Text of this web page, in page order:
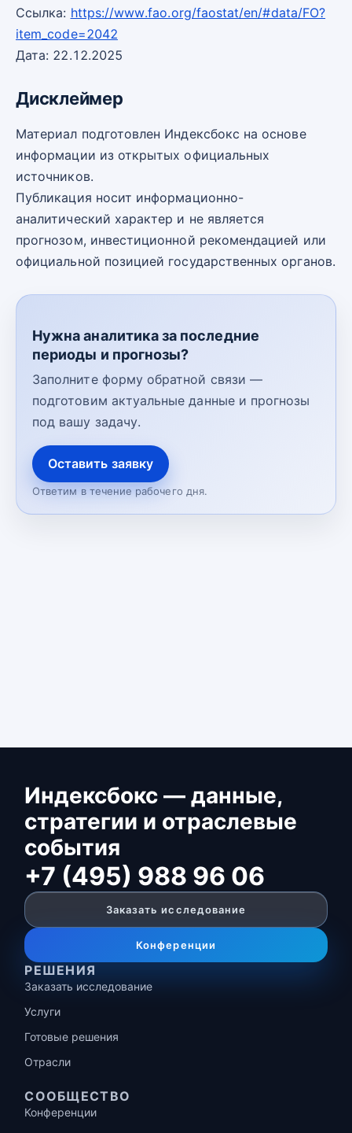
Ссылка: https://www.fao.org/faostat/en/#data/FO?
item_code=2042
Дата: 22.12.2025
Дисклеймер
Материал подготовлен Индексбокс на основе
информации из открытых официальных
источников.
Публикация носит информационно-
аналитический характер и не является
прогнозом, инвестиционной рекомендацией или
официальной позицией государственных органов.
Нужна аналитика за последние
периоды и прогнозы?
Заполните форму обратной связи —
подготовим актуальные данные и прогнозы
под вашу задачу.
Оставить заявку
Ответим в течение рабочего дня.
Индексбокс — данные,
стратегии и отраслевые
события
+7 (495) 988 96 06
Заказать исследование
Конференции
РЕШЕНИЯ
Заказать исследование
Услуги
Готовые решения
Отрасли
СООБЩЕСТВО
Конференции